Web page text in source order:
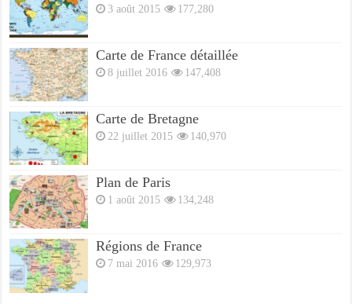
3 août 2015 177,280
Carte de France détaillée
8 juillet 2016 147,408
Carte de Bretagne
22 juillet 2015 140,970
Plan de Paris
1 août 2015 134,248
Régions de France
7 mai 2016 129,973